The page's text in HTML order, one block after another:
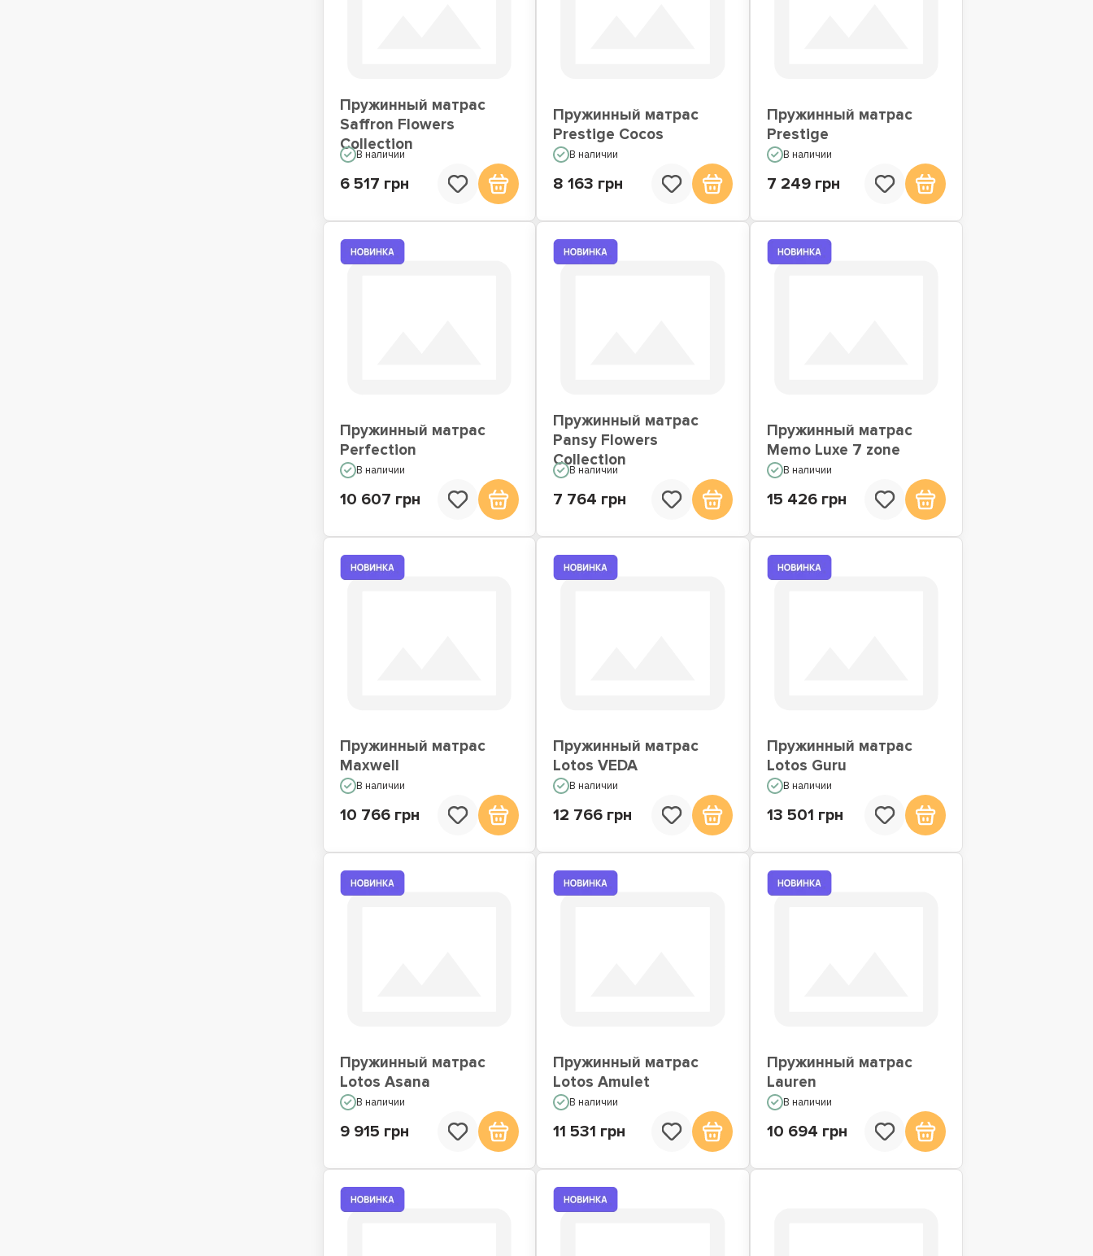
Пружинный матрас
Saffron Flowers
Collection
В наличии
6 517 грн
Пружинный матрас
Prestige Cocos
В наличии
8 163 грн
Пружинный матрас
Prestige
В наличии
7 249 грн
Пружинный матрас
Perfection
В наличии
10 607 грн
Пружинный матрас
Pansy Flowers
Collection
В наличии
7 764 грн
Пружинный матрас
Memo Luxe 7 zone
В наличии
15 426 грн
Пружинный матрас
Maxwell
В наличии
10 766 грн
Пружинный матрас
Lotos VEDA
В наличии
12 766 грн
Пружинный матрас
Lotos Guru
В наличии
13 501 грн
Пружинный матрас
Lotos Asana
В наличии
9 915 грн
Пружинный матрас
Lotos Amulet
В наличии
11 531 грн
Пружинный матрас
Lauren
В наличии
10 694 грн